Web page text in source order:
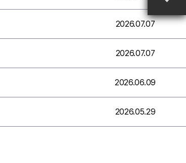
2026.07.07
2026.07.07
2026.06.09
2026.05.29